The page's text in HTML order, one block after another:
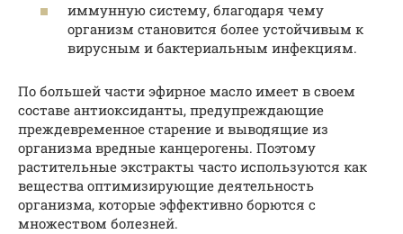
иммунную систему, благодаря чему
организм становится более устойчивым к
вирусным и бактериальным инфекциям.
По большей части эфирное масло имеет в своем
составе антиоксиданты, предупреждающие
преждевременное старение и выводящие из
организма вредные канцерогены. Поэтому
растительные экстракты часто используются как
вещества оптимизирующие деятельность
организма, которые эффективно борются с
множеством болезней.